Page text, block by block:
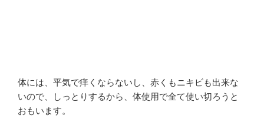
体には、平気で痒くならないし、赤くもニキビも出来な
いので、しっとりするから、体使用で全て使い切ろうと
おもいます。